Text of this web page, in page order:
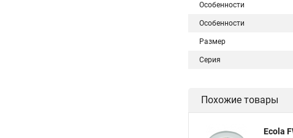
Особенности
Особенности
Размер
Серия
Похожие товары
Ecola